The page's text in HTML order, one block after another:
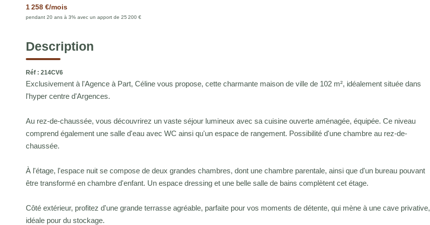
1 258 €/mois
pendant 20 ans à 3% avec un apport de 25 200 €
Description
Réf : 214CV6
Exclusivement à l'Agence à Part, Céline vous propose, cette charmante maison de ville de 102 m², idéalement située dans
l'hyper centre d'Argences.
Au rez-de-chaussée, vous découvrirez un vaste séjour lumineux avec sa cuisine ouverte aménagée, équipée. Ce niveau
comprend également une salle d'eau avec WC ainsi qu'un espace de rangement. Possibilité d'une chambre au rez-de-
chaussée.
À l'étage, l'espace nuit se compose de deux grandes chambres, dont une chambre parentale, ainsi que d'un bureau pouvant
être transformé en chambre d'enfant. Un espace dressing et une belle salle de bains complètent cet étage.
Côté extérieur, profitez d'une grande terrasse agréable, parfaite pour vos moments de détente, qui mène à une cave privative,
idéale pour du stockage.